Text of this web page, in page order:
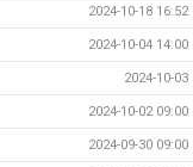
2024-10-18 16:52
2024-10-04 14:00
2024-10-03
2024-10-02 09:00
2024-09-30 09:00